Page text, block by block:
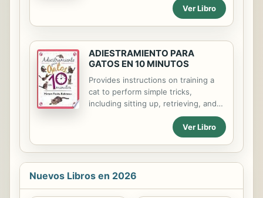
cofundador del Instituto
Internacional del Sur para la
Ecociudadanía y el Desarrollo
Sostenible. Dirige la publicación...
«emociones», «fenómenos de
interés» o «fenómenos de amor»,
considera como una de las tres
clases fundamentales de los
fenómenos psíquicos. Brentano la
distingue muy perspicazmente de las
representaciones y la de los juicios.
Ver Libro
ADIESTRAMIENTO PARA
GATOS EN 10 MINUTOS
Provides instructions on training a
cat to perform simple tricks,
including sitting up, retrieving, and
Ver Libro
Nuevos Libros en 2026